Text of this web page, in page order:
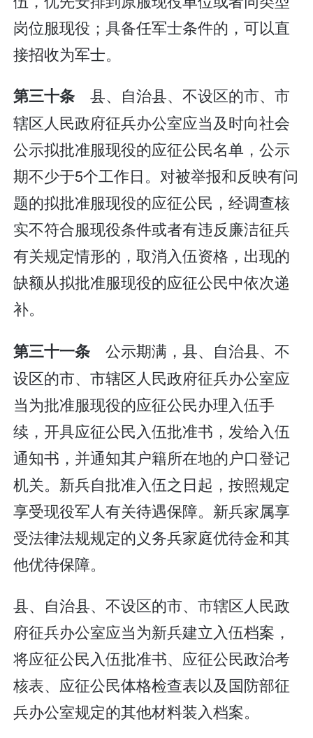
岗位服现役；具备任军士条件的，可以直
接招收为军士。
第三十条 县、自治县、不设区的市、市
辖区人民政府征兵办公室应当及时向社会
公示拟批准服现役的应征公民名单，公示
期不少于5个工作日。对被举报和反映有问
题的拟批准服现役的应征公民，经调查核
实不符合服现役条件或者有违反廉洁征兵
有关规定情形的，取消入伍资格，出现的
缺额从拟批准服现役的应征公民中依次递
补。
第三十一条 公示期满，县、自治县、不
设区的市、市辖区人民政府征兵办公室应
当为批准服现役的应征公民办理入伍手
续，开具应征公民入伍批准书，发给入伍
通知书，并通知其户籍所在地的户口登记
机关。新兵自批准入伍之日起，按照规定
享受现役军人有关待遇保障。新兵家属享
受法律法规规定的义务兵家庭优待金和其
他优待保障。
县、自治县、不设区的市、市辖区人民政
府征兵办公室应当为新兵建立入伍档案，
将应征公民入伍批准书、应征公民政治考
核表、应征公民体格检查表以及国防部征
兵办公室规定的其他材料装入档案。